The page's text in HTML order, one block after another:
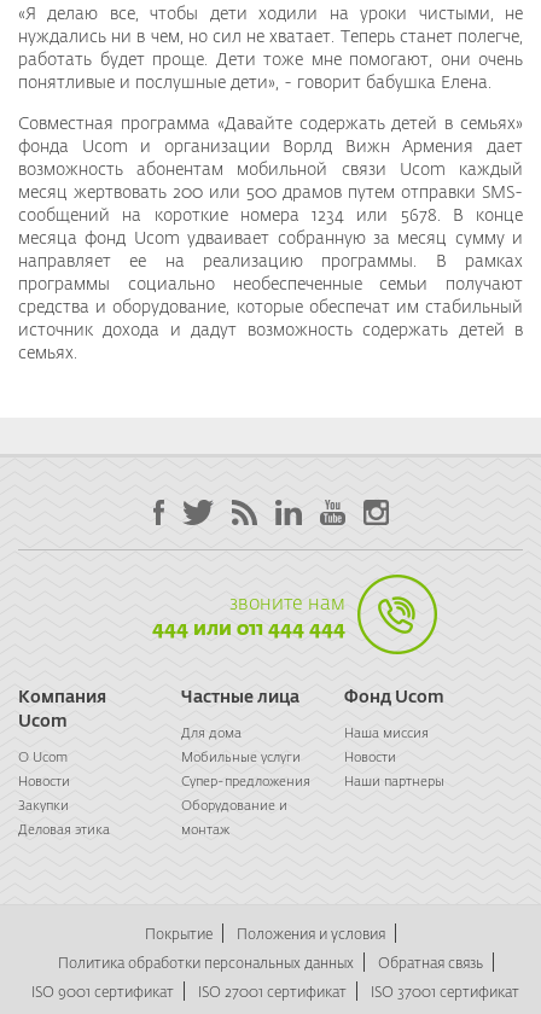
«Я делаю все, чтобы дети ходили на уроки чистыми, не
нуждались ни в чем, но сил не хватает. Теперь станет полегче,
работать будет проще. Дети тоже мне помогают, они очень
понятливые и послушные дети», - говорит бабушка Елена.
Совместная программа «Давайте содержать детей в семьях»
фонда Ucom и организации Ворлд Вижн Армения дает
возможность абонентам мобильной связи Ucom каждый
месяц жертвовать 200 или 500 драмов путем отправки SMS-
сообщений на короткие номера 1234 или 5678. В конце
месяца фонд Ucom удваивает собранную за месяц сумму и
направляет ее на реализацию программы. В рамках
программы социально необеспеченные семьи получают
средства и оборудование, которые обеспечат им стабильный
источник дохода и дадут возможность содержать детей в
семьях.
звоните нам
444 или 011 444 444
Компания
Ucom
О Ucom
Новости
Закупки
Деловая этика
Частные лица
Для дома
Мобильные услуги
Супер-предложения
Оборудование и
монтаж
Фонд Ucom
Наша миссия
Новости
Наши партнеры
Покрытие
Положения и условия
Политика обработки персональных данных
Обратная связь
ISO 9001 сертификат
ISO 27001 сертификат ISO 37001 сертификат